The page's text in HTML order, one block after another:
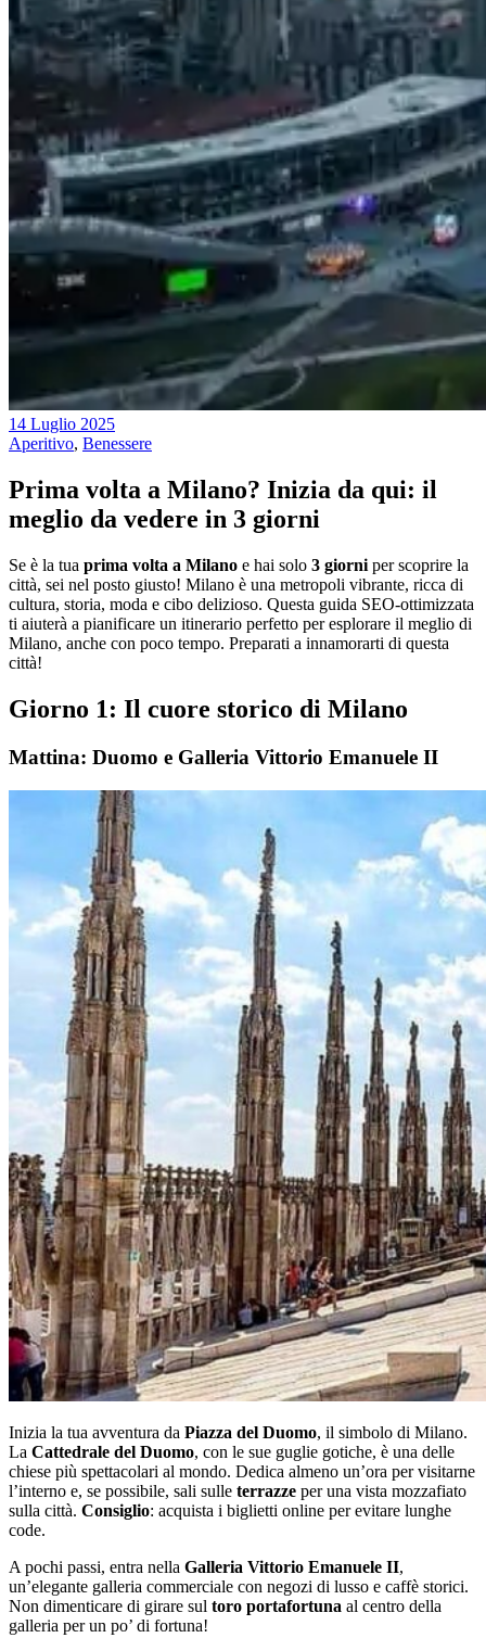
14 Luglio 2025
Aperitivo, Benessere
Prima volta a Milano? Inizia da qui: il
meglio da vedere in 3 giorni
Se è la tua prima volta a Milano e hai solo 3 giorni per scoprire la
città, sei nel posto giusto! Milano è una metropoli vibrante, ricca di
cultura, storia, moda e cibo delizioso. Questa guida SEO-ottimizzata
ti aiuterà a pianificare un itinerario perfetto per esplorare il meglio di
Milano, anche con poco tempo. Preparati a innamorarti di questa
città!
Giorno 1: Il cuore storico di Milano
Mattina: Duomo e Galleria Vittorio Emanuele II
Inizia la tua avventura da Piazza del Duomo, il simbolo di Milano.
La Cattedrale del Duomo, con le sue guglie gotiche, è una delle
chiese più spettacolari al mondo. Dedica almeno un’ora per visitarne
l’interno e, se possibile, sali sulle terrazze per una vista mozzafiato
sulla città. Consiglio: acquista i biglietti online per evitare lunghe
code.
A pochi passi, entra nella Galleria Vittorio Emanuele II,
un’elegante galleria commerciale con negozi di lusso e caffè storici.
Non dimenticare di girare sul toro portafortuna al centro della
galleria per un po’ di fortuna!